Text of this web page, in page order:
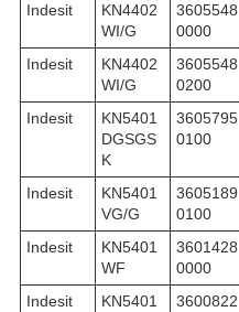
Indesit
KN4402
WI/G
3605548
0000
Indesit
KN4402
WI/G
3605548
0200
Indesit
KN5401
DGSGS
K
3605795
0100
Indesit
KN5401
VG/G
3605189
0100
Indesit
KN5401
WF
3601428
0000
Indesit
KN5401
3600822